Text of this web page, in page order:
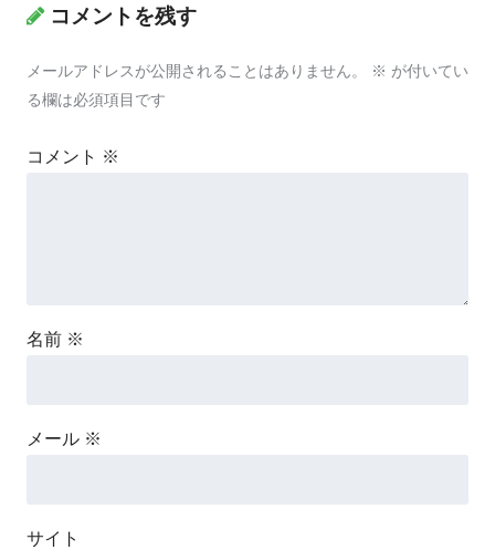
コメントを残す
メールアドレスが公開されることはありません。 ※ が付いてい
る欄は必須項目です
コメント ※
名前 ※
メール ※
サイト